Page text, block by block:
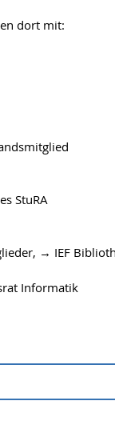
dort mit:
StuRA
→ IEF
Informatik